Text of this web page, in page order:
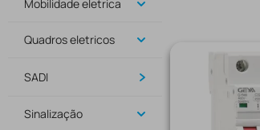
Mobilidade eletrica
Quadros eletricos
SADI
Sinalização